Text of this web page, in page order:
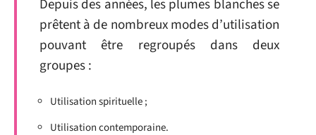
Depuis des années, les plumes blanches se
prêtent à de nombreux modes d’utilisation
pouvant être regroupés dans deux
groupes :
Utilisation spirituelle ;
Utilisation contemporaine.